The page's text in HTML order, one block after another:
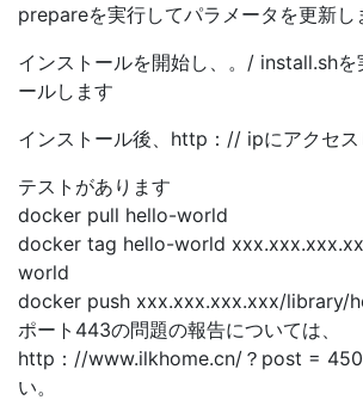
prepareを実行してパラメータを更新
インストールを開始し、。/ install.shを
ールします
インストール後、http：// ipにアクセス
テストがあります
docker pull hello-world
docker tag hello-world
world
docker push xxx.xxx.xxx.xxx/library/
ポート443の問題の報告については、
http：//www.ilkhome.cn/？post = 450
い。